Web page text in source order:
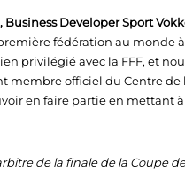
Business Developer Sport
fédération au monde
privilégié avec la FFF, et
membre officiel du Centre de
en faire partie en mettant
de la finale de la Coupe